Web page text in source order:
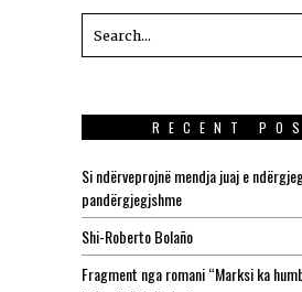
RECENT
Si ndërveprojnë mendja juaj e
pandërgjegjshme
Shi-Roberto Bolaño
Fragment nga romani “Marksi ka